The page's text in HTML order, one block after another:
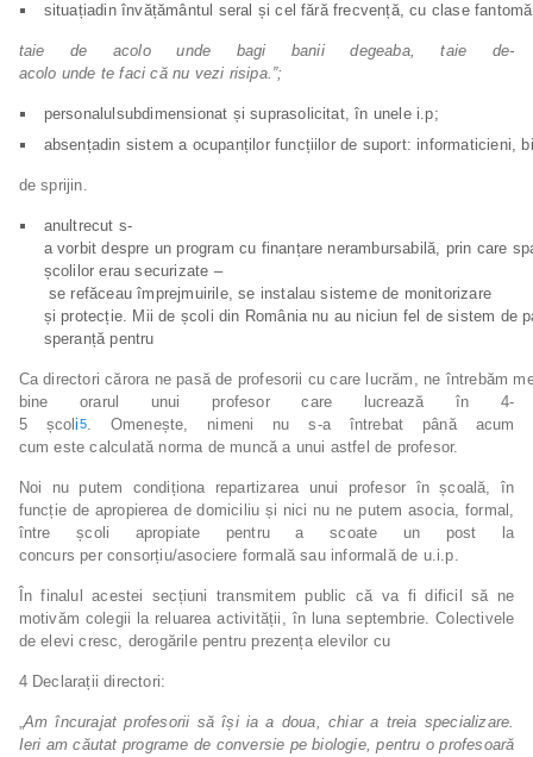
situațiadin învățământul seral și cel fără frecvență, cu clase
taie de acolo unde bagi banii degeaba, taie
de-
acolo unde te faci că nu vezi risipa.”;
personalulsubdimensionat și suprasolicitat, în unele i.p;
absențadin sistem a ocupanților funcțiilor de suport: informaticieni,
de sprijin.
anultrecut s-
a vorbit despre un program cu finanțare nerambursabilă, prin care
școlilor erau securizate –
se refăceau împrejmuirile, se instalau sisteme de monitorizare
și protecție. Mii de școli din România nu au niciun fel de sistem de
speranță pentru
Ca directori cărora ne pasă de profesorii cu care lucrăm, ne întrebăm
bine orarul unui profesor care lucrează în 4-
5 școli5. Omenește, nimeni nu s-a întrebat până acum
cum este calculată norma de muncă a unui astfel de profesor.
Noi nu putem condiționa repartizarea unui profesor în școală, în
funcție de apropierea de domiciliu și nici nu ne putem asocia, formal,
între școli apropiate pentru a scoate un post la
concurs per consorțiu/asociere formală sau informală de u.i.p.
În finalul acestei secțiuni transmitem public că va fi dificil să ne
motivăm colegii la reluarea activității, în luna septembrie. Colectivele
de elevi cresc, derogările pentru prezența elevilor cu
4 Declarații directori:
„Am încurajat profesorii să își ia a doua, chiar a treia specializare.
Ieri am căutat programe de conversie pe biologie, pentru o profesoară